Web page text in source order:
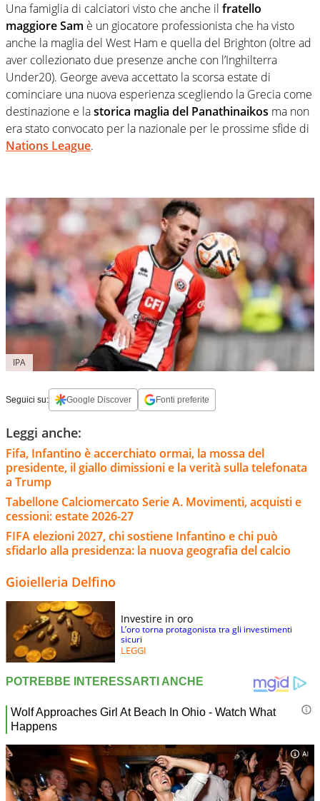
Una famiglia di calciatori visto che anche il fratello
maggiore Sam è un giocatore professionista che ha visto
anche la maglia del West Ham e quella del Brighton (oltre ad
aver collezionato due presenze anche con l’Inghilterra
Under20). George aveva accettato la scorsa estate di
cominciare una nuova esperienza scegliendo la Grecia come
destinazione e lastorica maglia del Panathinaikos ma non
era stato convocato per la nazionale per le prossime sfide di
Nations League.
IPA
Seguici su: Google Discover Fonti preferite
Leggi anche:
Fifa, Infantino è accerchiato ormai, la mossa del
presidente, il giallo dimissioni e la verità sulla telefonata
a Trump
Tabellone Calciomercato Serie A. Movimenti, acquisti e
cessioni: estate 2026-27
FIFA elezioni 2027, chi sostiene Infantino e chi può
sfidarlo alla presidenza: la nuova geografia del calcio
Gioielleria Delfino
Investire in oro
L’oro torna protagonista tra gli investimenti
sicuri
LEGGI